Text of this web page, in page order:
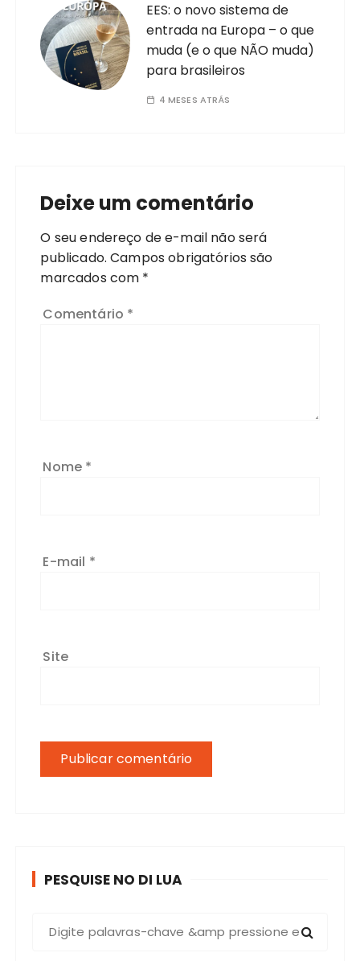
EES: o novo sistema de
entrada na Europa – o que
muda (e o que NÃO muda)
para brasileiros
4 MESES ATRÁS
Deixe um comentário
O seu endereço de e-mail não será
publicado. Campos obrigatórios são
marcados com *
Comentário *
Nome *
E-mail *
Site
PESQUISE NO DI LUA